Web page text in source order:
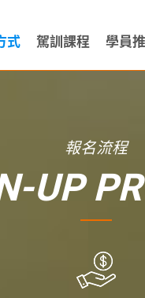
式 駕訓課程 學員
報名流程
UP